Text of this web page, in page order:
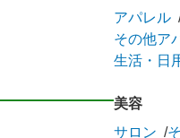
アパレル
その他ア
生活・日
美容
サロン